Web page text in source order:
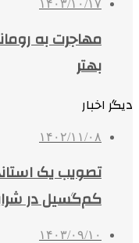
۱۴۰۳/۱۰/۱۷
مهاجرت به
بهتر
دیگر اخبار
۱۴۰۲/۱۱/۰۸
تصویب یک
کم‌گسیل در
۱۴۰۳/۰۹/۱۰